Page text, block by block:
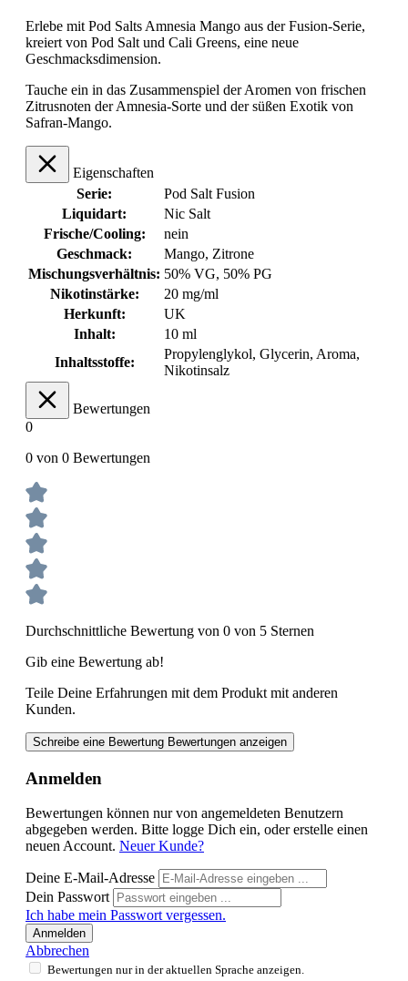
Erlebe mit Pod Salts Amnesia Mango aus der Fusion-Serie,
kreiert von Pod Salt und Cali Greens, eine neue
Geschmacksdimension.
Tauche ein in das Zusammenspiel der Aromen von frischen
Zitrusnoten der Amnesia-Sorte und der süßen Exotik von
Safran-Mango.
Eigenschaften
Serie:
Pod Salt Fusion
Liquidart:
Nic Salt
Frische/Cooling:
nein
Geschmack:
Mango, Zitrone
Mischungsverhältnis: 50% VG, 50% PG
Nikotinstärke:
20 mg/ml
Herkunft:
UK
Inhalt:
10 ml
Inhaltsstoffe:
Propylenglykol, Glycerin, Aroma,
Nikotinsalz
Bewertungen
0
0 von 0 Bewertungen
Durchschnittliche Bewertung von 0 von 5 Sternen
Gib eine Bewertung ab!
Teile Deine Erfahrungen mit dem Produkt mit anderen
Kunden.
Schreibe eine Bewertung Bewertungen anzeigen
Anmelden
Bewertungen können nur von angemeldeten Benutzern
abgegeben werden. Bitte logge Dich ein, oder erstelle einen
neuen Account. Neuer Kunde?
Deine E-Mail-Adresse
Dein Passwort
Ich habe mein Passwort vergessen.
Anmelden
Abbrechen
Bewertungen nur in der aktuellen Sprache anzeigen.